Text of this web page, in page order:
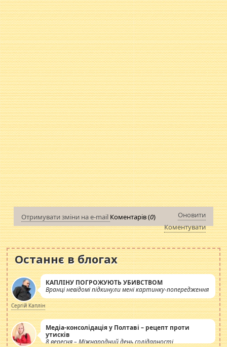
Отримувати зміни на e-mail Коментарів (0)
Оновити
Коментувати
Останнє в блогах
КАПЛІНУ ПОГРОЖУЮТЬ УБИВСТВОМ
Вранці невідомі підкинули мені картинку-попередження
Сергій Каплін
Медіа-консолідація у Полтаві – рецепт проти
утисків
8 вересня – Міжнародний день солідарності